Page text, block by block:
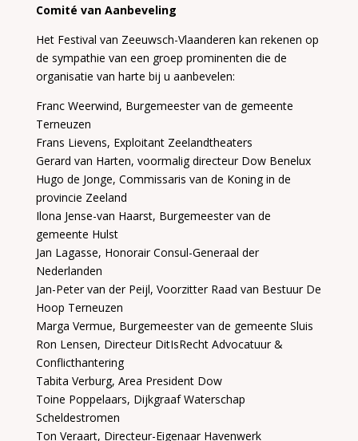
Comité van Aanbeveling
Het Festival van Zeeuwsch-Vlaanderen kan rekenen op
de sympathie van een groep prominenten die de
organisatie van harte bij u aanbevelen:
Franc Weerwind, Burgemeester van de gemeente
Terneuzen
Frans Lievens, Exploitant Zeelandtheaters
Gerard van Harten, voormalig directeur Dow Benelux
Hugo de Jonge, Commissaris van de Koning in de
provincie Zeeland
Ilona Jense-van Haarst, Burgemeester van de
gemeente Hulst
Jan Lagasse, Honorair Consul-Generaal der
Nederlanden
Jan-Peter van der Peijl, Voorzitter Raad van Bestuur De
Hoop Terneuzen
Marga Vermue, Burgemeester van de gemeente Sluis
Ron Lensen, Directeur DitIsRecht Advocatuur &
Conflicthantering
Tabita Verburg, Area President Dow
Toine Poppelaars, Dijkgraaf Waterschap
Scheldestromen
Ton Veraart, Directeur-Eigenaar Havenwerk